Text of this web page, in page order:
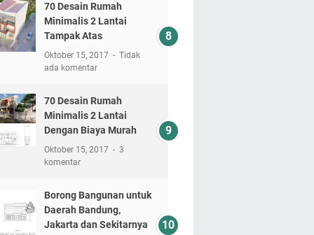
70 Desain Rumah
Minimalis 2 Lantai
Tampak Atas
Oktober 15, 2017
Tidak
ada komentar
70 Desain Rumah
Minimalis 2 Lantai
Dengan Biaya Murah
Oktober 15, 2017
3
komentar
Borong Bangunan untuk
Daerah Bandung,
Jakarta dan Sekitarnya